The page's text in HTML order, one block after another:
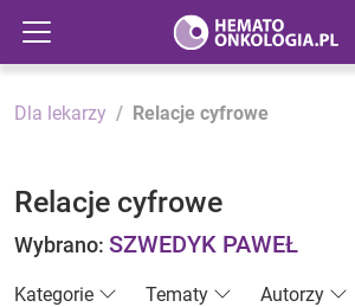
Dla lekarzy Relacje cyfrowe
Relacje cyfrowe
Wybrano: SZWEDYK PAWEŁ
Kategorie Tematy Autorzy